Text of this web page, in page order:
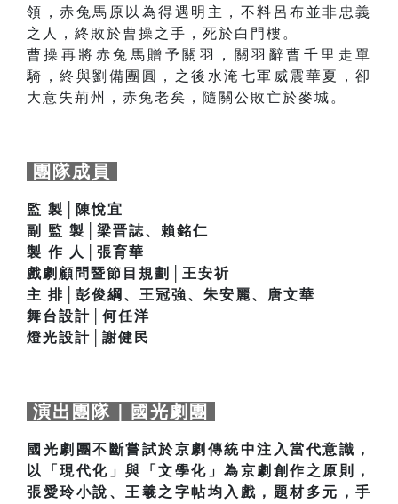
領，赤兔馬原以為得遇明主，不料呂布並非忠義
之人，終敗於曹操之手，死於白門樓。
曹操再將赤兔馬贈予關羽，關羽辭曹千里走單
騎，終與劉備團圓，之後水淹七軍威震華夏，卻
大意失荊州，赤兔老矣，隨關公敗亡於麥城。
團隊成員
監 製│陳悅宜
副 監 製│梁晋誌、賴銘仁
製 作 人│張育華
戲劇顧問暨節目規劃│王安祈
主 排│彭俊綱、王冠強、朱安麗、唐文華
舞台設計│何任洋
燈光設計│謝健民
演出團隊｜國光劇團
國光劇團不斷嘗試於京劇傳統中注入當代意識，
以「現代化」與「文學化」為京劇創作之原則，
張愛玲小說、王羲之字帖均入戲，題材多元，手